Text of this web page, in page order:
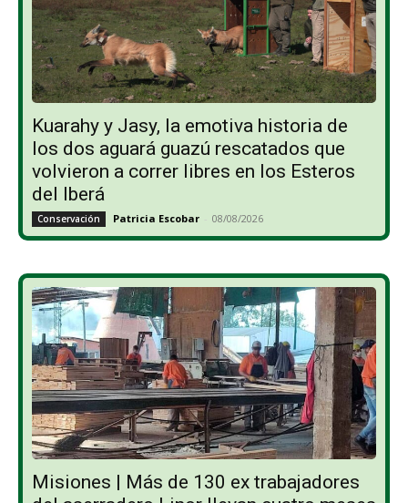
Kuarahy y Jasy, la emotiva historia de
los dos aguará guazú rescatados que
volvieron a correr libres en los Esteros
del Iberá
Conservación Patricia Escobar - 08/08/2026
Misiones | Más de 130 ex trabajadores